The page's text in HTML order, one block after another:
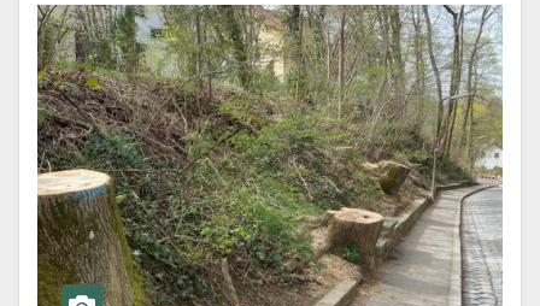
Mehr erfahren